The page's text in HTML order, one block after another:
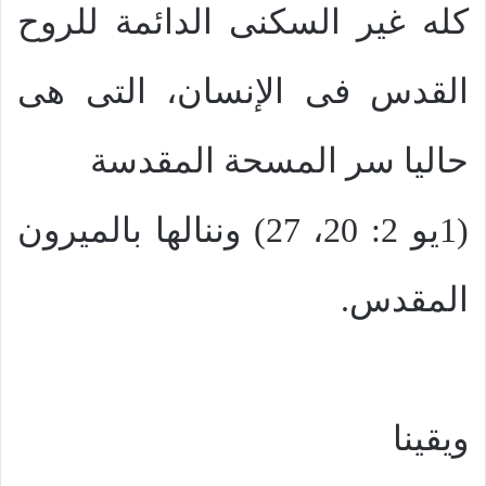
كله غير السكنى الدائمة للروح
القدس فى الإنسان، التى هى
حاليا سر المسحة المقدسة
(1يو 2: 20، 27) وننالها بالميرون
المقدس.
ويقينا